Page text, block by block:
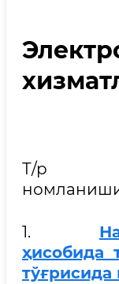
Т/р
1.
ҳисобида